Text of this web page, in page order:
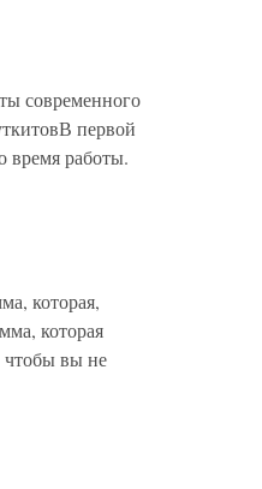
современного
первой
время работы.
которая,
которая
чтобы вы не